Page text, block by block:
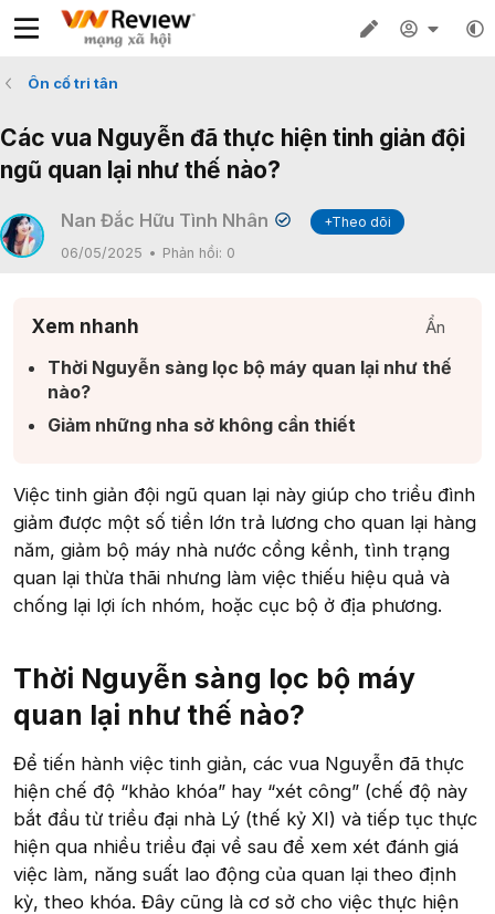
Ôn cố tri tân
Các vua Nguyễn đã thực hiện tinh giản đội
ngũ quan lại như thế nào?
Nan Đắc Hữu Tình Nhân
+Theo dõi
06/05/2025
Phản hồi: 0
Xem nhanh Ẩn
Thời Nguyễn sàng lọc bộ máy quan lại như thế
nào?​
Giảm những nha sở không cần thiết​
Việc tinh giản đội ngũ quan lại này giúp cho triều đình
giảm được một số tiền lớn trả lương cho quan lại hàng
năm, giảm bộ máy nhà nước cồng kềnh, tình trạng
quan lại thừa thãi nhưng làm việc thiếu hiệu quả và
chống lại lợi ích nhóm, hoặc cục bộ ở địa phương.
Thời Nguyễn sàng lọc bộ máy
quan lại như thế nào?​
Để tiến hành việc tinh giản, các vua Nguyễn đã thực
hiện chế độ “khảo khóa” hay “xét công” (chế độ này
bắt đầu từ triều đại nhà Lý (thế kỷ XI) và tiếp tục thực
hiện qua nhiều triều đại về sau để xem xét đánh giá
việc làm, năng suất lao động của quan lại theo định
kỳ, theo khóa. Đây cũng là cơ sở cho việc thực hiện